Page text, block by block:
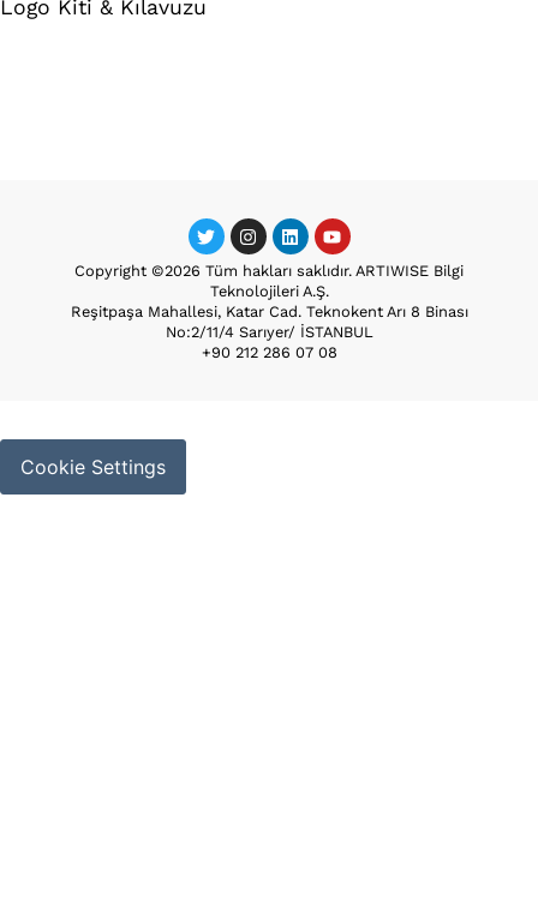
Logo Kiti & Kılavuzu
Copyright ©2026 Tüm hakları saklıdır. ARTIWISE Bilgi
Teknolojileri A.Ş.
Reşitpaşa Mahallesi, Katar Cad. Teknokent Arı 8 Binası
No:2/11/4 Sarıyer/ İSTANBUL
+90 212 286 07 08
Cookie Settings